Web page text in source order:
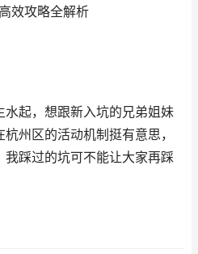
效攻略全解析
起，想跟新入坑的兄弟姐妹
州区的活动机制挺有意思，
我踩过的坑可不能让大家再踩